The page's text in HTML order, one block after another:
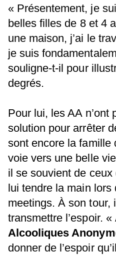
« Présentement, je
belles filles de 8 et 4
une maison, j’ai le
je suis
souligne-t-il pour
degrés.
Pour lui, les AA n’ont
solution pour arrêter
sont encore la famille
voie vers une belle
il se souvient de
lui tendre la main lors
meetings. À son tour,
transmettre l’espoir. «
Alcooliques
donner de l’espoir